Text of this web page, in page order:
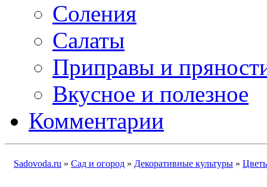
Соления
Салаты
Приправы и
Вкусное и полезное
Комментарии
Sadovoda.ru » Сад и огород » Декоративные культуры »